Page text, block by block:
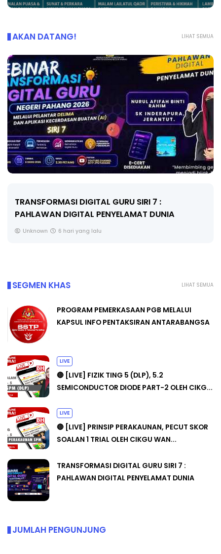
LIHAT SEMUA
AKAN DATANG!
MAJLIS ANUGERAH FFK (FESTIVAL LENSA
PENDIDIKAN - FLeP) 2026
Unknown 7 hari yang lalu
LIHAT SEMUA
SEGMEN KHAS
PROGRAM PEMERKASAAN PGB MELALUI
KAPSUL INFO PENTAKSIRAN ANTARABANGSA
LIVE
🔴 [LIVE] FIZIK TING 5 (DLP), 5.2
SEMICONDUCTOR DIODE PART-2 OLEH CIKG...
LIVE
🔴 [LIVE] PRINSIP PERAKAUNAN, PECUT SKOR
SOALAN 1 TRIAL OLEH CIKGU WAN...
TRANSFORMASI DIGITAL GURU SIRI 7 :
PAHLAWAN DIGITAL PENYELAMAT DUNIA
JUMLAH PENGUNJUNG